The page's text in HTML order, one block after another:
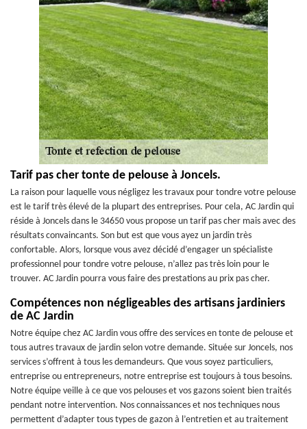
Tarif pas cher tonte de pelouse à Joncels.
La raison pour laquelle vous négligez les travaux pour tondre votre pelouse
est le tarif très élevé de la plupart des entreprises. Pour cela, AC Jardin qui
réside à Joncels dans le 34650 vous propose un tarif pas cher mais avec des
résultats convaincants. Son but est que vous ayez un jardin très
confortable. Alors, lorsque vous avez décidé d’engager un spécialiste
professionnel pour tondre votre pelouse, n’allez pas très loin pour le
trouver. AC Jardin pourra vous faire des prestations au prix pas cher.
Compétences non négligeables des artisans jardiniers
de AC Jardin
Notre équipe chez AC Jardin vous offre des services en tonte de pelouse et
tous autres travaux de jardin selon votre demande. Située sur Joncels, nos
services s’offrent à tous les demandeurs. Que vous soyez particuliers,
entreprise ou entrepreneurs, notre entreprise est toujours à tous besoins.
Notre équipe veille à ce que vos pelouses et vos gazons soient bien traités
pendant notre intervention. Nos connaissances et nos techniques nous
permettent d’adapter tous types de gazon à l’entretien et au traitement